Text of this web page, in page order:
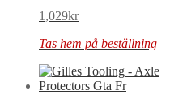
1,029kr
Tas hem på beställning